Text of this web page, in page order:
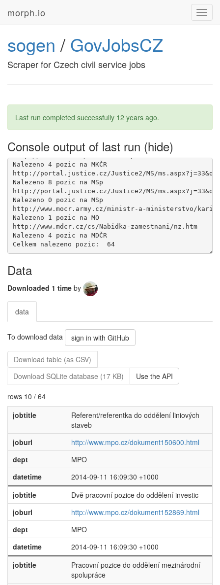
morph.io
sogen / GovJobsCZ
Scraper for Czech civil service jobs
Last run completed successfully 12 years ago.
Console output of last run
http://www.mvcr.cz/nabidka-mist.aspx
Nalezeno 10 pozic na MVČR
http://www.mdcr.cz/cs/Nabidka-zamestnani/nz.htm
Celkem nalezeno pozic:  64
Data
Downloaded 1 time by
data
To download data sign in with GitHub
Download table (as CSV)
Download SQLite database (17 KB)
Use the API
rows 10 / 64
jobtitle
Referent/referentka do oddělení liniových
staveb
joburl
http://www.mpo.cz/dokument150600.html
dept
MPO
datetime
2014-09-11 16:09:30 +1000
jobtitle
Dvě pracovní pozice do oddělení investic
joburl
http://www.mpo.cz/dokument152869.html
dept
MPO
datetime
2014-09-11 16:09:30 +1000
jobtitle
Pracovní pozice do oddělení mezinárodní
spolupráce